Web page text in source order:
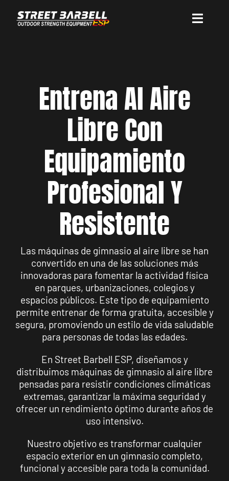
contenido
Toggle
Nuestras máquinas
Sobre Nosotros
Contacto
Entrena Al Aire
Libre Con
Equipamiento
Profesional Y
Resistente
Las máquinas de gimnasio al aire libre se han
convertido en una de las soluciones más
innovadoras para fomentar la actividad física
en parques, urbanizaciones, colegios y
espacios públicos. Este tipo de equipamiento
permite entrenar de forma gratuita, accesible y
segura, promoviendo un estilo de vida saludable
para personas de todas las edades.
En Street Barbell ESP, diseñamos y
distribuimos máquinas de gimnasio al aire libre
pensadas para resistir condiciones climáticas
extremas, garantizar la máxima seguridad y
ofrecer un rendimiento óptimo durante años de
uso intensivo.
Nuestro objetivo es transformar cualquier
espacio exterior en un gimnasio completo,
funcional y accesible para toda la comunidad.